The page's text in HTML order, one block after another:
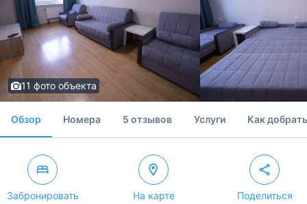
11 фото объекта
Обзор Номера 5 отзывов Услуги Как
Забронировать На карте Поделиться